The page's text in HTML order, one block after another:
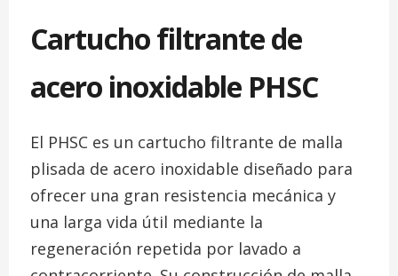
Cartucho filtrante de
acero inoxidable PHSC
El PHSC es un cartucho filtrante de malla
plisada de acero inoxidable diseñado para
ofrecer una gran resistencia mecánica y
una larga vida útil mediante la
regeneración repetida por lavado a